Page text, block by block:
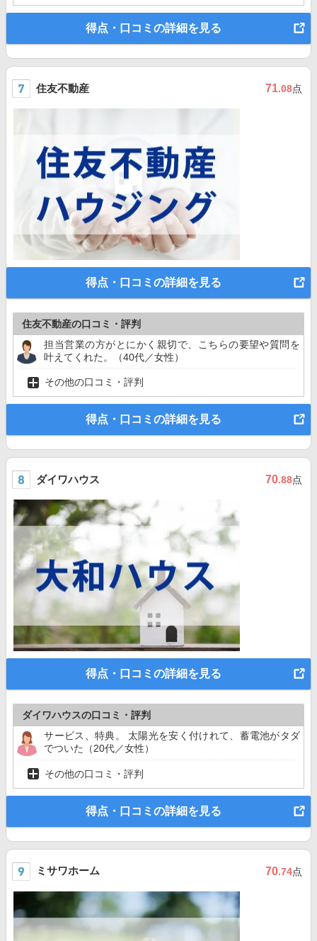
得点・口コミの詳細を見る
住友不動産 71.08点
得点・口コミの詳細を見る
住友不動産の口コミ・評判
担当営業の方がとにかく親切で、こちらの要望や質問を
叶えてくれた。（40代／女性）
その他の口コミ・評判
得点・口コミの詳細を見る
ダイワハウス 70.88点
得点・口コミの詳細を見る
ダイワハウスの口コミ・評判
サービス、特典。 太陽光を安く付けれて、蓄電池がタダ
でついた（20代／女性）
その他の口コミ・評判
得点・口コミの詳細を見る
ミサワホーム 70.74点